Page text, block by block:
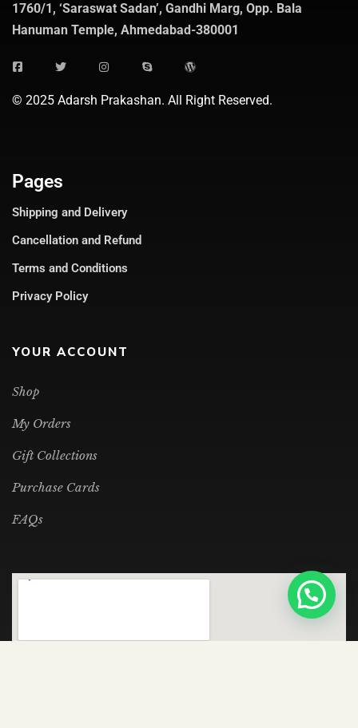
1760/1, ‘Saraswat Sadan’, Gandhi Marg, Opp. Bala
Hanuman Temple, Ahmedabad-380001
© 2025 Adarsh Prakashan. All Right Reserved.
Pages
Shipping and Delivery
Cancellation and Refund
Terms and Conditions
Privacy Policy
YOUR ACCOUNT
Shop
My Orders
Gift Collections
Purchase Cards
FAQs